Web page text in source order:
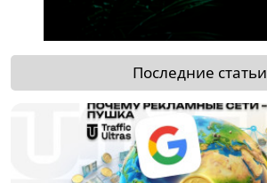
Последние статьи